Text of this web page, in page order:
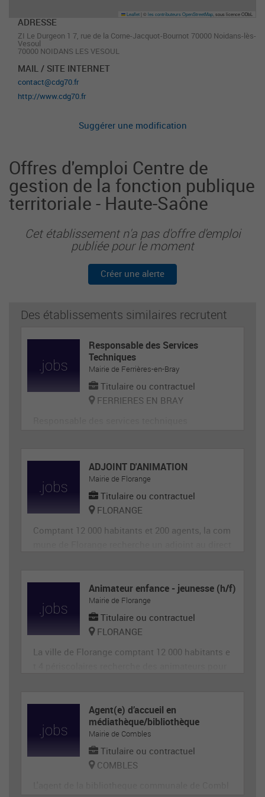
Leaflet ©les contributeurs OpenStreetMap , sous licence ODbL
ADRESSE
ZI Le Durgeon 1 7, rue de la Corne-Jacquot-Bournot 70000 Noidans-lès-
Vesoul
70000 NOIDANS LES VESOUL
MAIL / SITE INTERNET
contact@cdg70.fr
http://www.cdg70.fr
Suggérer une modification
Offres d'emploi Centre de
gestion de la fonction publique
territoriale - Haute-Saône
Cet établissement n'a pas d'offre d'emploi
publiée pour le moment
Créer une alerte
Des établissements similaires recrutent
Responsable des Services
Techniques
Mairie de Ferrières-en-Bray
Titulaire ou contractuel
FERRIERES EN BRAY
ADJOINT D'ANIMATION
Mairie de Florange
Titulaire ou contractuel
FLORANGE
Comptant 12 000 habitants et 200 agents, la com
en animation et de compétences administrative
s, ainsi qu'en gestion d’équipe et en communica
tion (poste de 28h
Animateur enfance - jeunesse (h/f)
Mairie de Florange
Titulaire ou contractuel
FLORANGE
La ville de Florange comptant 12 000 habitants e
t de la sécurité morale, physique et affective des
enfants. Il est responsable du groupe d'enfants
et
Agent(e) d’accueil en
médiathèque/bibliothèque
Mairie de Combles
Titulaire ou contractuel
COMBLES